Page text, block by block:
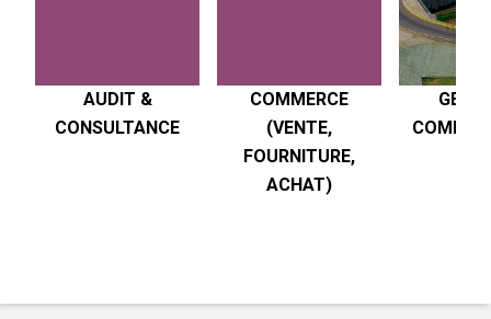
AUDIT &
CONSULTANCE
COMMERCE
(VENTE,
FOURNITURE,
ACHAT)